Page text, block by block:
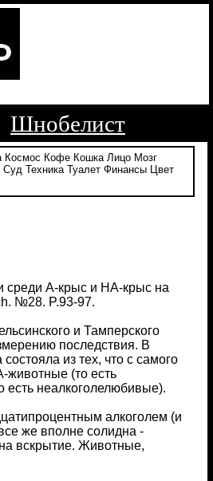
Шнобелист
Космос Кофе Кошка Лицо Мозг
Суд Техника Туалет Финансы
Цвет
среди А-крыс и НА-крыс на
№28. P.93-97.
и Тамперского
последствия. В
из тех, что с самого
животные (то есть
есть неалкоголелюбивые).
алкоголем (и
же вполне солидна -
вскрытие. Животные,